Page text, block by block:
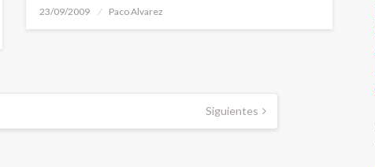
Publicado
23/09/2009 Paco Alvarez
Siguientes